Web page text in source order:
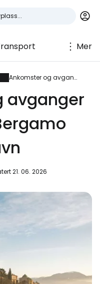
Mer
Ankomster og avganger
avganger
21. 06. 2026
Google
post